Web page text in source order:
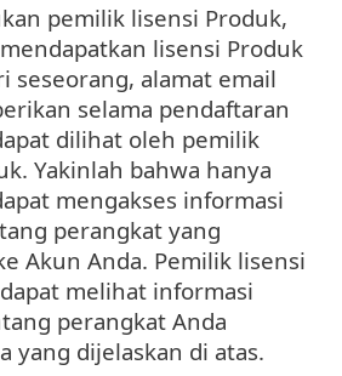
pemilik lisensi Produk,
lisensi Produk
seseorang, alamat email
selama pendaftaran
dilihat oleh pemilik
Yakinlah bahwa hanya
mengakses informasi
perangkat yang
Akun Anda. Pemilik lisensi
melihat informasi
perangkat Anda
yang dijelaskan di atas.